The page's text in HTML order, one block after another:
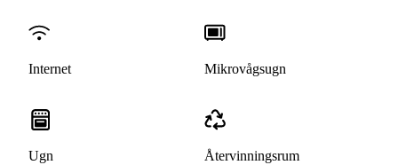
Internet Mikrovågsugn
Ugn Återvinningsrum